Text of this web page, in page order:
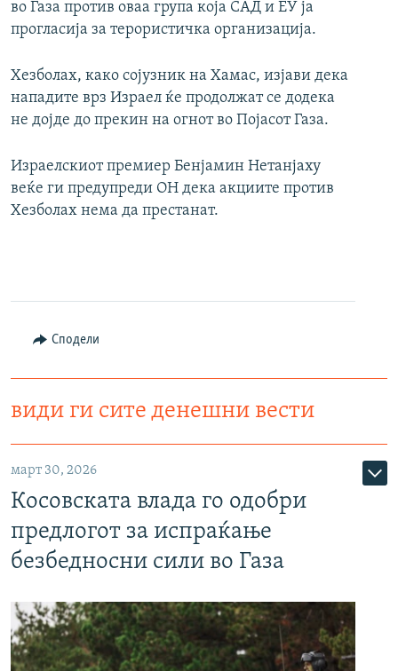
во Газа против оваа група која САД и ЕУ ја
прогласија за терористичка организација.
Хезболах, како сојузник на Хамас, изјави дека
нападите врз Израел ќе продолжат се додека
не дојде до прекин на огнот во Појасот Газа.
Израелскиот премиер Бенјамин Нетанјаху
веќе ги предупреди ОН дека акциите против
Хезболах нема да престанат.
Сподели
види ги сите денешни вести
март 30, 2026
Косовската влада го одобри
предлогот за испраќање
безбедносни сили во Газа